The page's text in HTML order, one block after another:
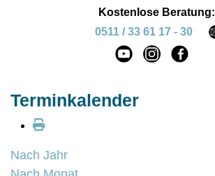
Kostenlose Beratung:
0511 / 33 61 17 - 30
Terminkalender
Nach Jahr